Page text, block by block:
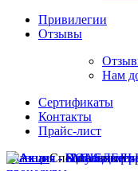
Привилегии
Отзывы
Нам
Сертификаты
Контакты
Прайс-лист
ГлавнаяСпециальные